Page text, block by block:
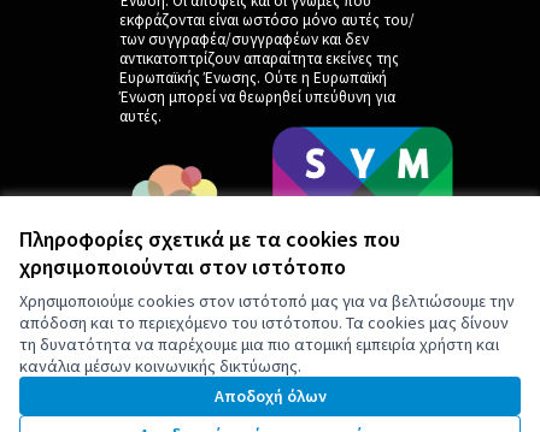
Πληροφορίες σχετικά με τα cookies που
χρησιμοποιούνται στον ιστότοπο
Χρησιμοποιούμε cookies στον ιστότοπό μας για να βελτιώσουμε την
απόδοση και το περιεχόμενο του ιστότοπου. Τα cookies μας δίνουν
τη δυνατότητα να παρέχουμε μια πιο ατομική εμπειρία χρήστη και
κανάλια μέσων κοινωνικής δικτύωσης.
Αποδοχή όλων
εκφράζονται είναι ωστόσο μόνο αυτές του/
των συγγραφέα/συγγραφέων και δεν
αντικατοπτρίζουν απαραίτητα εκείνες της
Ευρωπαϊκής Ένωσης. Ούτε η Ευρωπαϊκή
Ένωση μπορεί να θεωρηθεί υπεύθυνη για
αυτές.
by